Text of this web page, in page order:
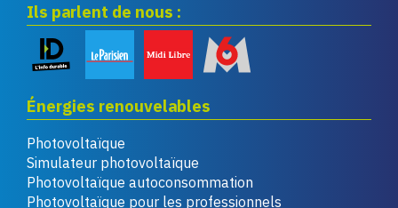
Ils parlent de nous :
Énergies renouvelables
Photovoltaïque
Simulateur photovoltaïque
Photovoltaïque autoconsommation
Photovoltaïque pour les professionnels